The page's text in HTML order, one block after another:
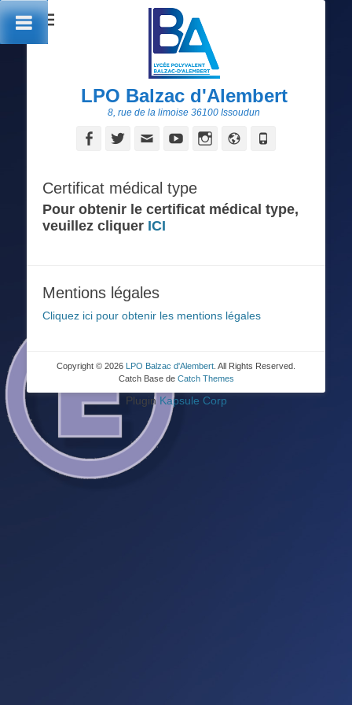
LPO Balzac d'Alembert
8, rue de la limoise 36100 Issoudun
FacebookTwitterAdresseYouTubeInstagram
Site
Certificat médical type
Pour obtenir le certificat médical type,
veuillez cliquer ICI
Mentions légales
Cliquez ici pour obtenir les mentions légales
Copyright © 2026 LPO Balzac d'Alembert . All Rights Reserved.
Catch Base de Catch Themes
Plugin Kapsule Corp